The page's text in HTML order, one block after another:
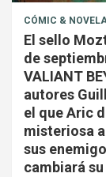
CÓMIC &
El sello
de
VALIANT
autores
el que Aric
misteriosa
sus
cambiará